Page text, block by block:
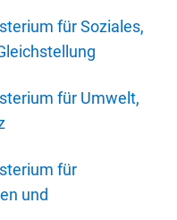
für Soziales,
für Umwelt,
für
und